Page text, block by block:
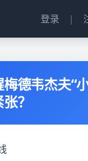
登录 |
德韦杰夫“
？